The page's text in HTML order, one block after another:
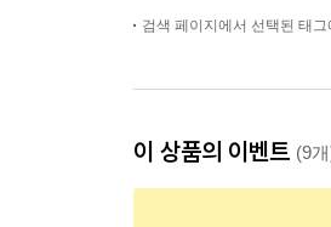
검색 페이지에서 선택된 태
이 상품의 이벤트 (9